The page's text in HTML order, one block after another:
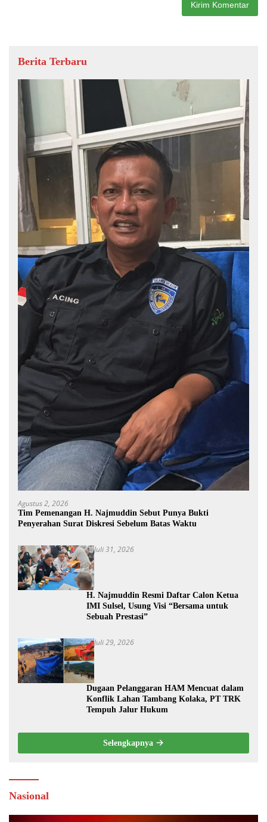
Berita Terbaru
Agustus 2, 2026
Tim Pemenangan H. Najmuddin Sebut Punya Bukti
Penyerahan Surat Diskresi Sebelum Batas Waktu
Juli 31, 2026
H. Najmuddin Resmi Daftar Calon Ketua
IMI Sulsel, Usung Visi “Bersama untuk
Sebuah Prestasi”
Juli 29, 2026
Dugaan Pelanggaran HAM Mencuat dalam
Konflik Lahan Tambang Kolaka, PT TRK
Tempuh Jalur Hukum
Selengkapnya
Nasional